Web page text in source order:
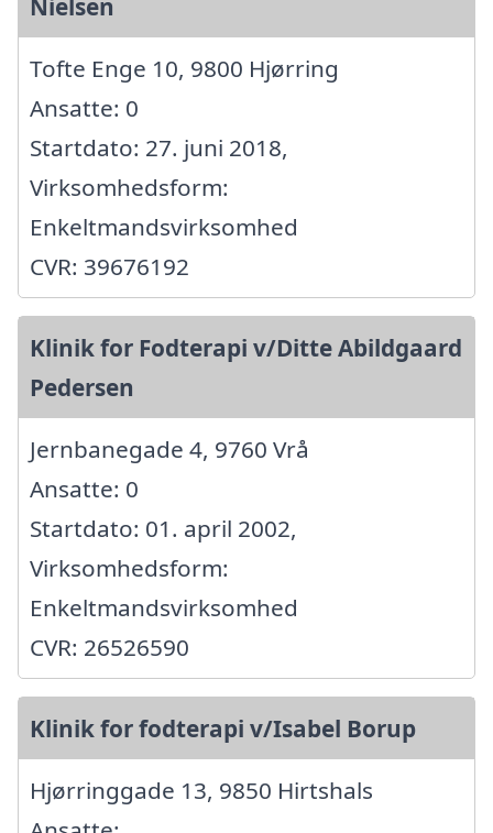
Nielsen
Tofte Enge 10, 9800 Hjørring
Ansatte: 0
Startdato: 27. juni 2018,
Virksomhedsform:
Enkeltmandsvirksomhed
CVR: 39676192
Klinik for Fodterapi v/Ditte Abildgaard
Pedersen
Jernbanegade 4, 9760 Vrå
Ansatte: 0
Startdato: 01. april 2002,
Virksomhedsform:
Enkeltmandsvirksomhed
CVR: 26526590
Klinik for fodterapi v/Isabel Borup
Hjørringgade 13, 9850 Hirtshals